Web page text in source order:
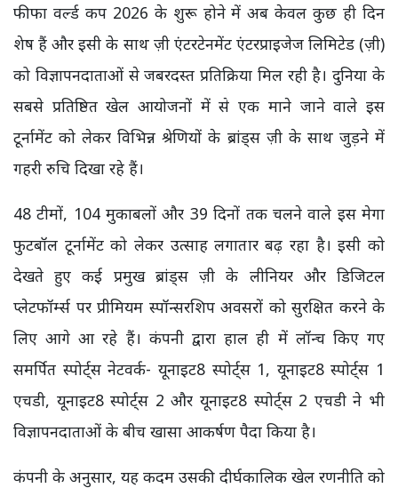
फीफा वर्ल्ड कप 2026 के शुरू होने में अब केवल कुछ ही दिन
शेष हैं और इसी के साथ ज़ी एंटरटेनमेंट एंटरप्राइजेज लिमिटेड (ज़ी)
को विज्ञापनदाताओं से जबरदस्त प्रतिक्रिया मिल रही है। दुनिया के
सबसे प्रतिष्ठित खेल आयोजनों में से एक माने जाने वाले इस
टूर्नामेंट को लेकर विभिन्न श्रेणियों के ब्रांड्स ज़ी के साथ जुड़ने में
गहरी रुचि दिखा रहे हैं।
48 टीमों, 104 मुकाबलों और 39 दिनों तक चलने वाले इस मेगा
फुटबॉल टूर्नामेंट को लेकर उत्साह लगातार बढ़ रहा है। इसी को
देखते हुए कई प्रमुख ब्रांड्स ज़ी के लीनियर और डिजिटल
प्लेटफॉर्म्स पर प्रीमियम स्पॉन्सरशिप अवसरों को सुरक्षित करने के
लिए आगे आ रहे हैं। कंपनी द्वारा हाल ही में लॉन्च किए गए
समर्पित स्पोर्ट्स नेटवर्क- यूनाइट8 स्पोर्ट्स 1, यूनाइट8 स्पोर्ट्स 1
एचडी, यूनाइट8 स्पोर्ट्स 2 और यूनाइट8 स्पोर्ट्स 2 एचडी ने भी
विज्ञापनदाताओं के बीच खासा आकर्षण पैदा किया है।
कंपनी के अनुसार, यह कदम उसकी दीर्घकालिक खेल रणनीति को